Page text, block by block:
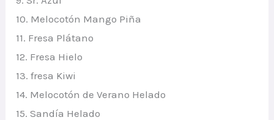
10. Melocotón Mango Piña
11. Fresa Plátano
12. Fresa Hielo
13. fresa Kiwi
14. Melocotón de Verano Helado
15. Sandía Helado